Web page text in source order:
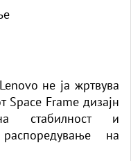
Lenovo не ја жртвува
Space Frame дизајн
стабилност и
на